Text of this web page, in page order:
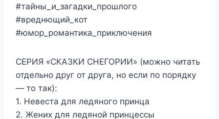
#тайны_и_загадки_прошлого
#вреднющий_кот
#юмор_романтика_приключения
СЕРИЯ «СКАЗКИ СНЕГОРИИ» (можно читать
отдельно друг от друга, но если по порядку
— то так):
1. Невеста для ледяного принца
2. Жених для ледяной принцессы